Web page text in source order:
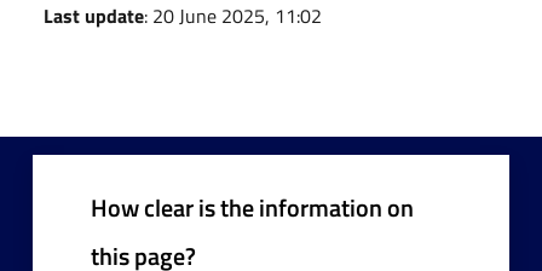
Last update: 20 June 2025, 11:02
How clear is the information on
this page?